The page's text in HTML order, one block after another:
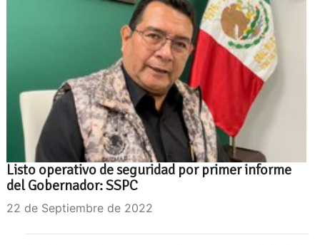
Listo operativo de seguridad por primer informe
del Gobernador: SSPC
22 de Septiembre de 2022